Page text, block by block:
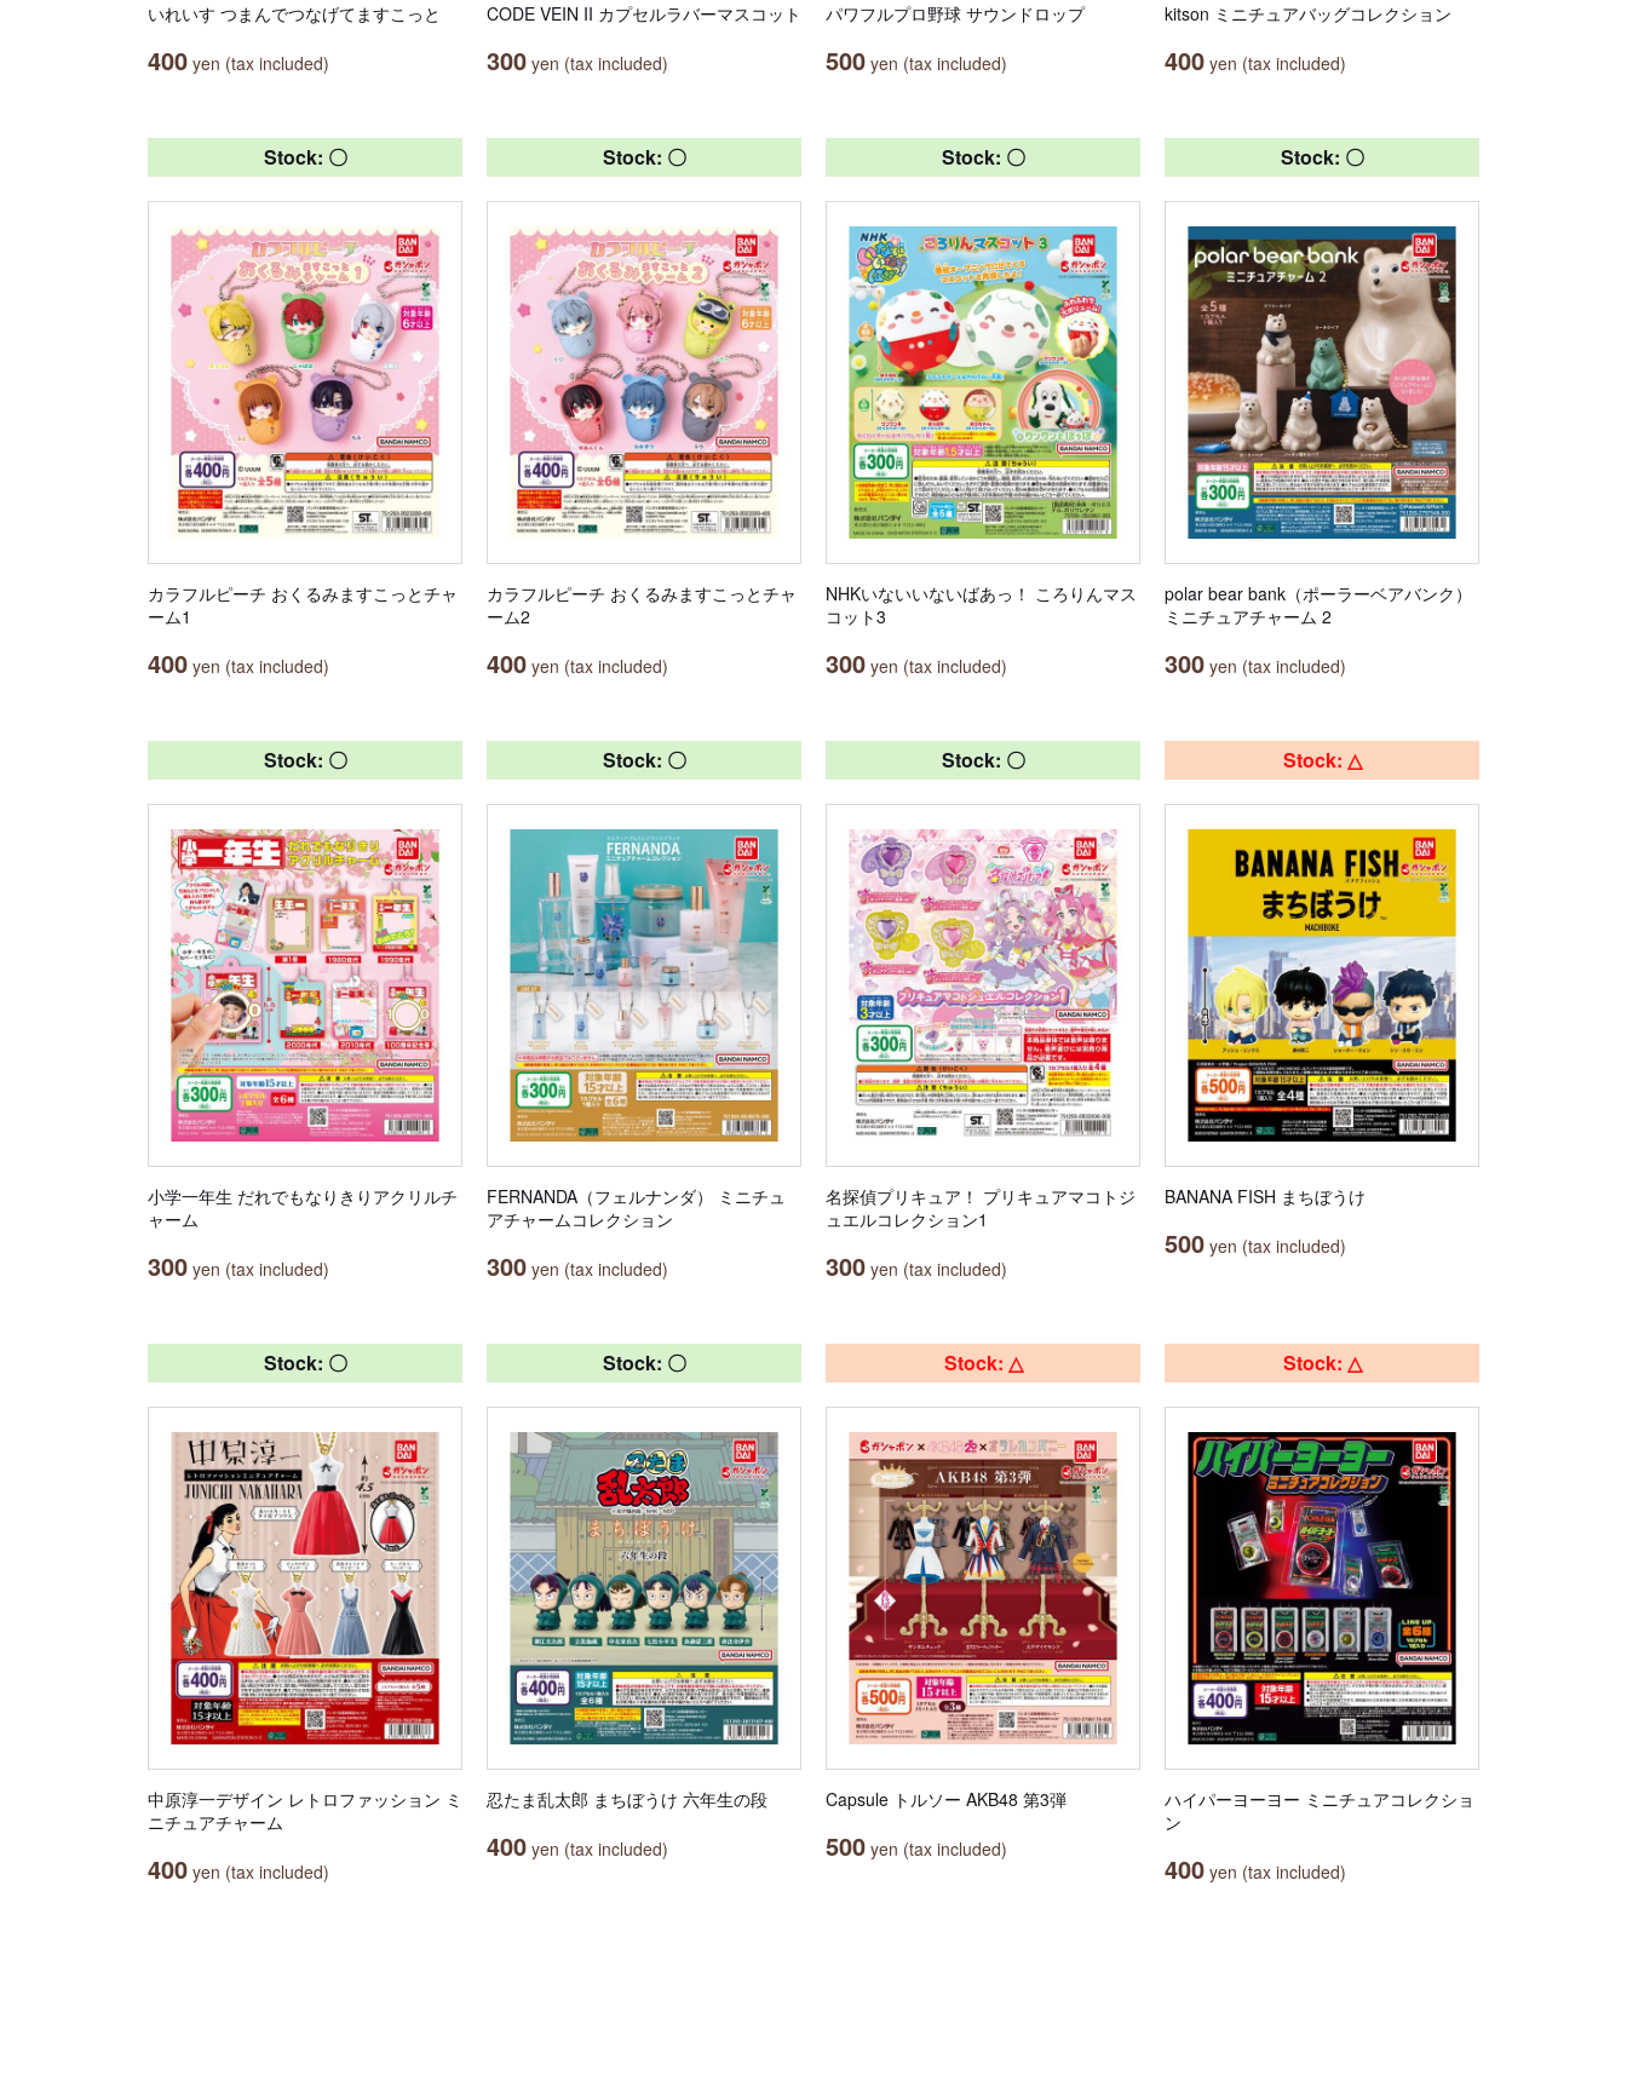
いれいす つまんでつなげてますこっと
400 yen (tax included)
CODE VEIN II カプセルラバーマスコット
300 yen (tax included)
パワフルプロ野球 サウンドロップ
500 yen (tax included)
kitson ミニチュアバッグコレクション
400 yen (tax included)
Stock: 〇
カラフルピーチ おくるみますこっとチャ
ーム1
400 yen (tax included)
Stock: 〇
カラフルピーチ おくるみますこっとチャ
ーム2
400 yen (tax included)
Stock: 〇
NHKいないいないばあっ！ ころりんマス
コット3
300 yen (tax included)
Stock: 〇
polar bear bank（ポーラーベアバンク）
ミニチュアチャーム 2
300 yen (tax included)
Stock: 〇
小学一年生 だれでもなりきりアクリルチ
ャーム
300 yen (tax included)
Stock: 〇
FERNANDA（フェルナンダ） ミニチュ
アチャームコレクション
300 yen (tax included)
Stock: 〇
名探偵プリキュア！ プリキュアマコトジ
ュエルコレクション1
300 yen (tax included)
Stock: △
BANANA FISH まちぼうけ
500 yen (tax included)
Stock: 〇
中原淳一デザイン レトロファッション ミ
ニチュアチャーム
400 yen (tax included)
Stock: 〇
忍たま乱太郎 まちぼうけ 六年生の段
400 yen (tax included)
Stock: △
Capsule トルソー AKB48 第3弾
500 yen (tax included)
Stock: △
ハイパーヨーヨー ミニチュアコレクショ
ン
400 yen (tax included)